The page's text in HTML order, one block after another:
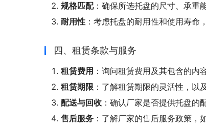
规格匹配：确保所选托盘的尺寸、承重
耐用性 ：考虑托盘的耐用性和使用寿命
四、租赁条款与服务
租赁费用 ：询问租赁费用及其包含的内
租赁期限 ：了解租赁期限的灵活性，以
配送与回收 ：确认厂家是否提供托盘的
售后服务 ：了解厂家的售后服务政策，